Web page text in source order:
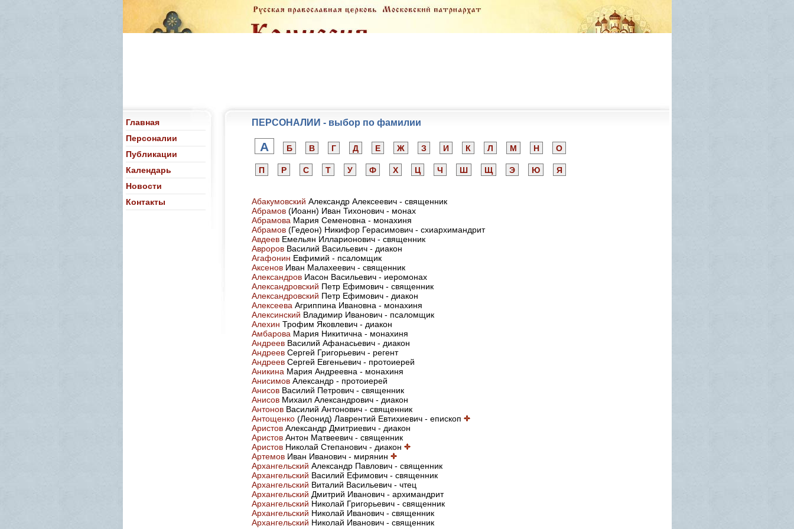
Главная
Персоналии
Публикации
Календарь
Новости
Контакты
ПЕРСОНАЛИИ - выбор по фамилии
А Б В Г Д Е Ж З И К Л М Н О
П Р С Т У Ф Х Ц Ч Ш Щ Э Ю Я
Абакумовский Александр Алексеевич - священник
Абрамов(Иоанн) Иван Тихонович - монах
Абрамова Мария Семеновна - монахиня
Абрамов(Гедеон) Никифор Герасимович - схиархимандрит
АвдеевЕмельян Илларионович - священник
АвроровВасилий Васильевич - диакон
Агафонин Евфимий - псаломщик
АксеновИван Малахеевич - священник
АлександровИасон Васильевич - иеромонах
Александровский Петр Ефимович - священник
Александровский Петр Ефимович - диакон
Алексеева Агриппина Ивановна - монахиня
Алексинский Владимир Иванович - псаломщик
Алехин Трофим Яковлевич - диакон
Амбарова Мария Никитична - монахиня
АндреевВасилий Афанасьевич - диакон
АндреевСергей Григорьевич - регент
АндреевСергей Евгеньевич - протоиерей
Аникина Мария Андреевна - монахиня
АнисимовАлександр - протоиерей
АнисовВасилий Петрович - священник
АнисовМихаил Александрович - диакон
АнтоновВасилий Антонович - священник
Антощенко(Леонид) Лаврентий Евтихиевич - епископ
АристовАлександр Дмитриевич - диакон
АристовАнтон Матвеевич - священник
АристовНиколай Степанович - диакон
АртемовИван Иванович - мирянин
Архангельский Александр Павлович - священник
Архангельский Василий Ефимович - священник
Архангельский Виталий Васильевич - чтец
Архангельский Дмитрий Иванович - архимандрит
Архангельский Николай Григорьевич - священник
Архангельский Николай Иванович - священник
Архангельский Николай Иванович - священник